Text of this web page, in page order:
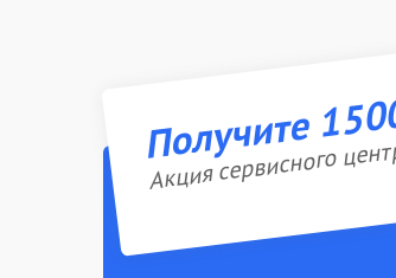
Получите
Акция сервисного